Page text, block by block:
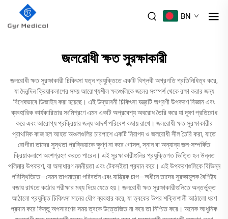
BN
জলরোধী ক্ষত সুরক্ষাকারী
জলরোধী ক্ষত সুরক্ষাকারী চিকিৎসা যত্ন প্রযুক্তিতে একটি বিপ্লবী অগ্রগতি প্রতিনিধিত্ব করে,
যা দৈনন্দিন ক্রিয়াকলাপের সময় আরোগ্যশীল ক্ষতগুলিকে জলের সংস্পর্শ থেকে রক্ষা করার জন্য
বিশেষভাবে ডিজাইন করা হয়েছে। এই উদ্ভাবনী চিকিৎসা যন্ত্রটি অগ্রণী উপকরণ বিজ্ঞান এবং
ব্যবহারিক কার্যকারিতার সংমিশ্রণে এমন একটি অপ্রবেশ্য অবরোধ তৈরি করে যা দূষণ প্রতিরোধ
করে এবং আরোগ্য প্রক্রিয়ার জন্য আদর্শ পরিবেশ বজায় রাখে। জলরোধী ক্ষত সুরক্ষাকারীর
প্রাথমিক কাজ হল আহত অঞ্চলগুলির চারপাশে একটি নিরাপদ ও জলরোধী সীল তৈরি করা, যাতে
রোগীরা তাদের সুস্থতা প্রক্রিয়াকে ক্ষুণ্ণ না করে গোসল, স্নান বা অন্যান্য জল-সম্পর্কিত
ক্রিয়াকলাপে অংশগ্রহণ করতে পারেন। এই সুরক্ষাকারীগুলির প্রযুক্তিগত ভিত্তি হল উন্নত
পলিমার উপকরণ, যা অসাধারণ নমনীয়তা এবং টেকসইতা প্রদান করে। এই উপকরণগুলিকে বিভিন্ন
পরিস্থিতিতে—যেমন তাপমাত্রা পরিবর্তন এবং যান্ত্রিক চাপ—অধীনে তাদের সুরক্ষামূলক বৈশিষ্ট্য
বজায় রাখতে কঠোর পরীক্ষার মধ্য দিয়ে যেতে হয়। জলরোধী ক্ষত সুরক্ষাকারীগুলিতে অন্তর্ভুক্ত
আঠালো প্রযুক্তি চিকিৎসা মানের যৌগ ব্যবহার করে, যা ত্বকের উপর শক্তিশালী আঠালো ধরণ
প্রদান করে কিন্তু অপসারণের সময় ত্বকে উত্তেজিত না করে তা নিশ্চিত করে। অনেক আধুনিক